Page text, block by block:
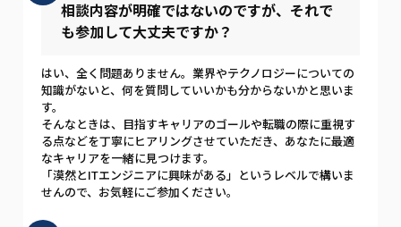
相談内容が明確ではないのですが、それで
も参加して大丈夫ですか？
はい、全く問題ありません。業界やテクノロジーについての
知識がないと、何を質問していいかも分からないかと思いま
す。
そんなときは、目指すキャリアのゴールや転職の際に重視す
る点などを丁寧にヒアリングさせていただき、あなたに最適
なキャリアを一緒に見つけます。
「漠然とITエンジニアに興味がある」というレベルで構いま
せんので、お気軽にご参加ください。